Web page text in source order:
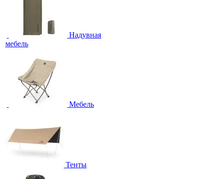
Надувная
мебель
Мебель
Тенты